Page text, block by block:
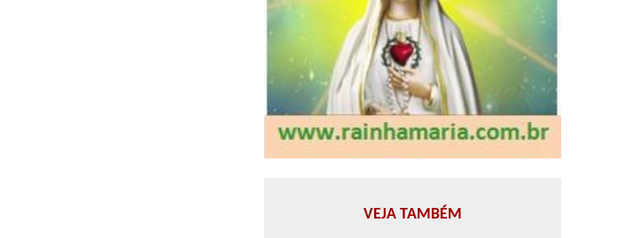
VEJA TAMBÉM